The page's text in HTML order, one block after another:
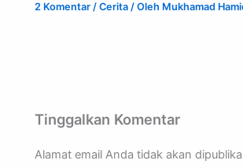
2 Komentar /Cerita / Oleh Mukhamad
Tinggalkan Komentar
Alamat email Anda tidak akan